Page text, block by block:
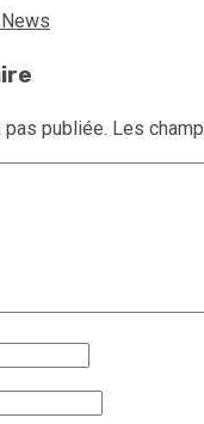
publiée. Les